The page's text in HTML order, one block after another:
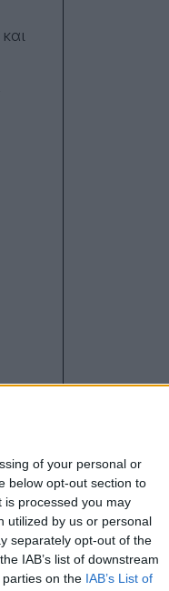
of your personal or
below opt-out section to
processed you may
utilized by us or personal
separately opt-out of the
IAB’s list of downstream
on the IAB’s List of